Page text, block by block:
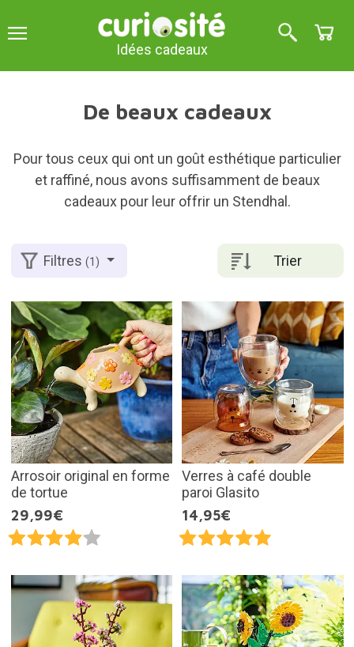
Idées cadeaux
De beaux cadeaux
Pour tous ceux qui ont un goût esthétique particulier
et raffiné, nous avons suffisamment de beaux
cadeaux pour leur offrir un Stendhal.
Trier
Filtres(1)
Arrosoir original en forme
de tortue
29,99€
Verres à café double
paroi Glasito
14,95€